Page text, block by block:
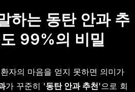
하는 동탄 안과 추
99%의 비밀
자의 마음을 얻지 못하면 의미가
가 꾸준히 '동탄 안과 추천'으로 회